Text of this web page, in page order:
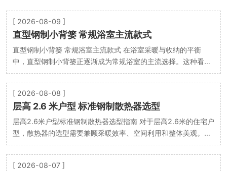
[ 2026-08-09 ]
直型钢制小背篓 常规浴室主流款式
直型钢制小背篓 常规浴室主流款式 在浴室采暖与收纳的平衡
中，直型钢制小背篓正逐渐成为常规浴室的主流选择。这种看似
简单的设计，实则兼顾了实用性与空间适配性，成为…
[ 2026-08-08 ]
层高 2.6 米户型 标准钢制散热器选型
层高2.6米户型标准钢制散热器选型指南 对于层高2.6米的住宅户
型，散热器的选型需要兼顾采暖效率、空间利用和整体美观。标
准钢制散热器凭借其散热快、性价比高、安装灵活…
[ 2026-08-07 ]